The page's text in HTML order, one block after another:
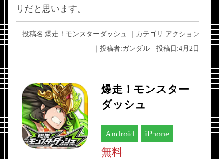
リだと思います。
投稿名:爆走！モンスターダッシュ ｜カテゴリ:アクション
｜投稿者:ガンダル｜投稿日:4月2日
爆走！モンスター
ダッシュ
Android iPhone
無料